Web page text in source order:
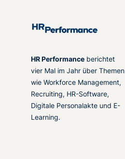
HR Performance berichtet
vier Mal im Jahr über Themen
wie Workforce Management,
Recruiting, HR-Software,
Digitale Personalakte und E-
Learning.